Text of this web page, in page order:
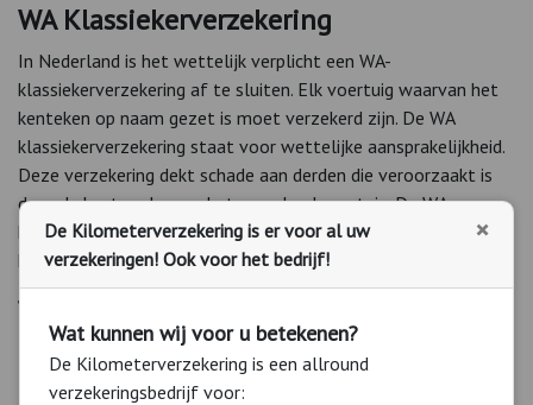
WA Klassiekerverzekering
In Nederland is het wettelijk verplicht een WA-
klassiekerverzekering af te sluiten. Elk voertuig waarvan het
kenteken op naam gezet is moet verzekerd zijn. De WA
klassiekerverzekering staat voor wettelijke aansprakelijkheid.
Deze verzekering dekt schade aan derden die veroorzaakt is
door de bestuurder van het verzekerd voertuig. De WA
klassiekerverzekering is daarom de basis van elke
klassiekerverzekering.
Vergelijken en afsluiten
De Kilometerverzekering is er voor al uw
verzekeringen! Ook voor het bedrijf!
×
Wat kunnen wij voor u betekenen?
De Kilometerverzekering is een allround
verzekeringsbedrijf voor: